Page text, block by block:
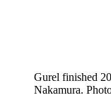
Gurel finished
Nakamura.